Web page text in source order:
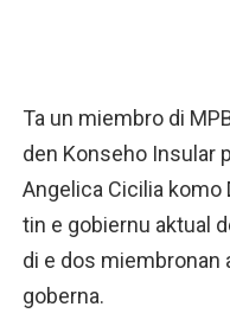
Ta un miembro di
den Konseho Insular
Angelica Cicilia komo
tin e gobiernu aktual
di e dos miembronan
goberna.